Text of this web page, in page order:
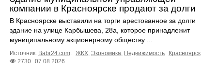
компании в Красноярске продают за долги
В Красноярске выставили на торги арестованное за долги
здание на улице Карбышева, 28а, которое принадлежит
муниципальному акционерному обществу ...
Источник: Babr24.com ЖКХ Экономика Недвижимость
Красноярск
2730 07.08.2026